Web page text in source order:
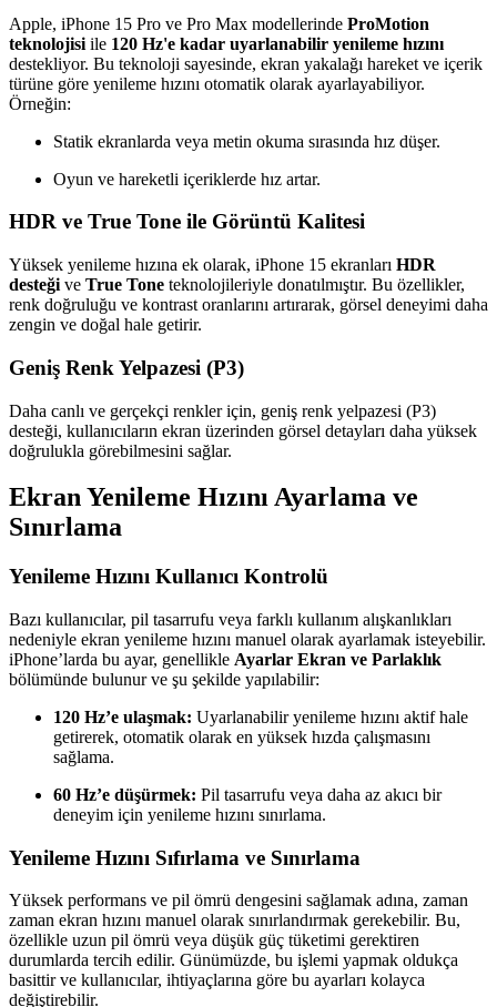
Apple, iPhone 15 Pro ve Pro Max modellerinde ProMotion
teknolojisi ile 120 Hz'e kadar uyarlanabilir yenileme hızını
destekliyor. Bu teknoloji sayesinde, ekran yakalağı hareket ve içerik
türüne göre yenileme hızını otomatik olarak ayarlayabiliyor.
Örneğin:
Statik ekranlarda veya metin okuma sırasında hız düşer.
Oyun ve hareketli içeriklerde hız artar.
HDR ve True Tone ile Görüntü Kalitesi
Yüksek yenileme hızına ek olarak, iPhone 15 ekranları HDR
desteği ve True Tone teknolojileriyle donatılmıştır. Bu özellikler,
renk doğruluğu ve kontrast oranlarını artırarak, görsel deneyimi daha
zengin ve doğal hale getirir.
Geniş Renk Yelpazesi (P3)
Daha canlı ve gerçekçi renkler için, geniş renk yelpazesi (P3)
desteği, kullanıcıların ekran üzerinden görsel detayları daha yüksek
doğrulukla görebilmesini sağlar.
Ekran Yenileme Hızını Ayarlama ve
Sınırlama
Yenileme Hızını Kullanıcı Kontrolü
Bazı kullanıcılar, pil tasarrufu veya farklı kullanım alışkanlıkları
nedeniyle ekran yenileme hızını manuel olarak ayarlamak isteyebilir.
iPhone’larda bu ayar, genellikle Ayarlar Ekran ve Parlaklık
bölümünde bulunur ve şu şekilde yapılabilir:
120 Hz’e ulaşmak: Uyarlanabilir yenileme hızını aktif hale
getirerek, otomatik olarak en yüksek hızda çalışmasını
sağlama.
60 Hz’e düşürmek: Pil tasarrufu veya daha az akıcı bir
deneyim için yenileme hızını sınırlama.
Yenileme Hızını Sıfırlama ve Sınırlama
Yüksek performans ve pil ömrü dengesini sağlamak adına, zaman
zaman ekran hızını manuel olarak sınırlandırmak gerekebilir. Bu,
özellikle uzun pil ömrü veya düşük güç tüketimi gerektiren
durumlarda tercih edilir. Günümüzde, bu işlemi yapmak oldukça
basittir ve kullanıcılar, ihtiyaçlarına göre bu ayarları kolayca
değiştirebilir.